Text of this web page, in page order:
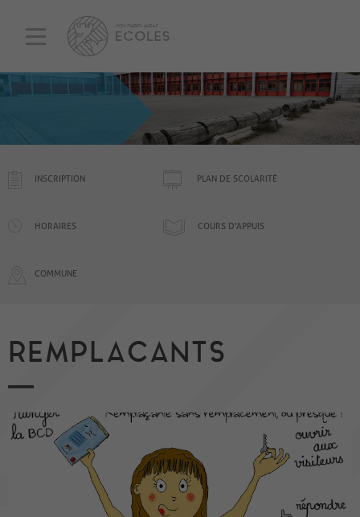
INSCRIPTION PLAN DE SCOLARITÉ
HORAIRES COURS D'APPUIS
COMMUNE
REMPLACANTS